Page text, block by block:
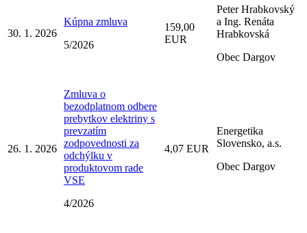
30. 1. 2026
Kúpna zmluva
5/2026
159,00
EUR
Peter Hrabkovský
a Ing. Renáta
Hrabkovská
Obec Dargov
26. 1. 2026
Zmluva o
bezodplatnom odbere
prebytkov elektriny s
prevzatím
zodpovednosti za
odchýlku v
produktovom rade
VSE
4/2026
4,07 EUR
Energetika
Slovensko, a.s.
Obec Dargov